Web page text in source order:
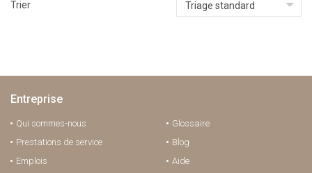
Trier Triage standard
Entreprise
Qui sommes-nous
Prestations de service
Emplois
Glossaire
Blog
Aide